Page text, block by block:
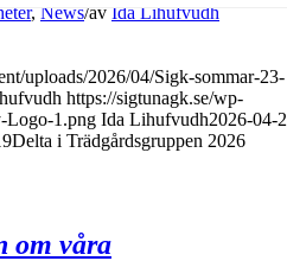
, News/av Ida Lihufvudh
uploads/2026/04/Sigk-sommar-23-
https://sigtunagk.se/wp-
Logo-1.png Ida Lihufvudh2026-04-
Delta i Trädgårdsgruppen 2026
om våra